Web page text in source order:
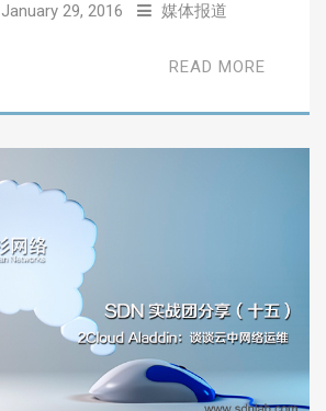
January 29, 2016 媒体报道
READ MORE